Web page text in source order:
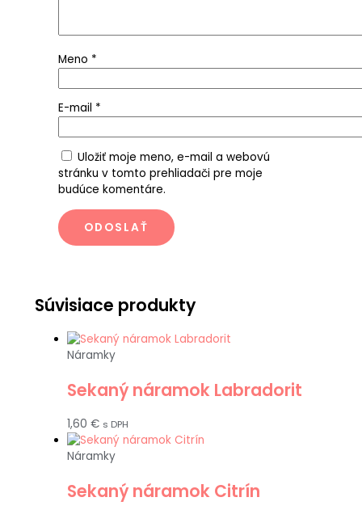
Meno *
E-mail *
Uložiť moje meno, e-mail a webovú
stránku v tomto prehliadači pre moje
budúce komentáre.
Súvisiace produkty
Náramky
Sekaný náramok Labradorit
1,60 € s DPH
Náramky
Sekaný náramok Citrín